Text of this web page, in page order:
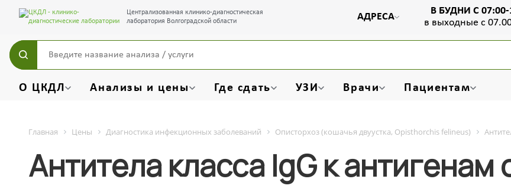
Централизованная клинико-диагностическая
лаборатория Волгоградской области
АДРЕСА
В БУДНИ С 07:00-
в выходные с
О ЦКДЛ Анализы и цены Где сдать УЗИ Врачи Пациентам
Главная Цены Диагностика инфекционных заболеваний Описторхоз (кошачья двуустка, Opisthorchis felineus)
Антитела класса IgG к антигенам